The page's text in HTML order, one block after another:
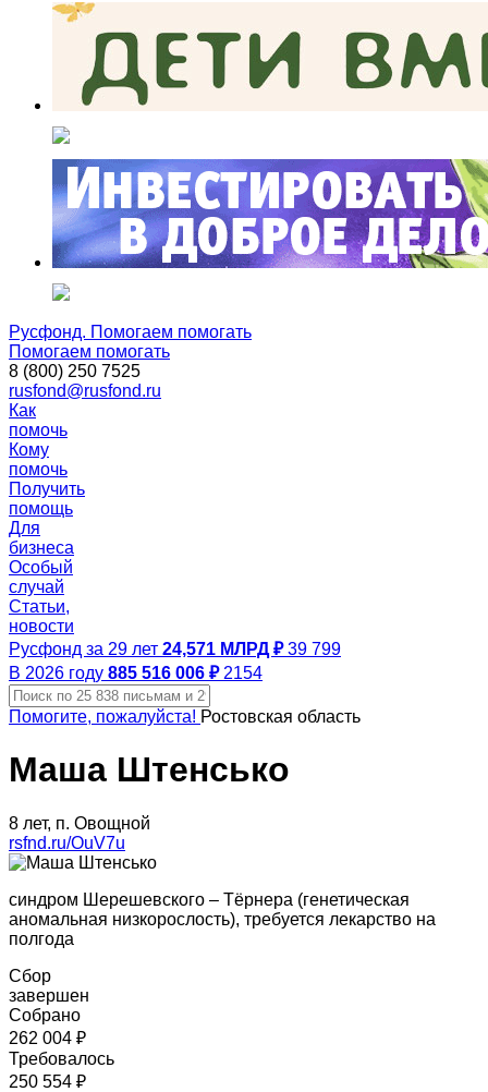
Русфонд. Помогаем помогать
Помогаем помогать
8 (800) 250 7525
rusfond@rusfond.ru
Как
помочь
Кому
помочь
Получить
помощь
Для
бизнеса
Особый
случай
Статьи,
новости
Русфонд за 29 лет 24,571 МЛРД ₽ 39 799
В 2026 году 885 516 006 ₽ 2154
Помогите, пожалуйста! Ростовская область
Маша Штенсько
8 лет, п. Овощной
rsfnd.ru/OuV7u
синдром Шерешевского – Тёрнера (генетическая
аномальная низкорослость), требуется лекарство на
полгода
Сбор
завершен
Собрано
262 004 ₽
Требовалось
250 554 ₽